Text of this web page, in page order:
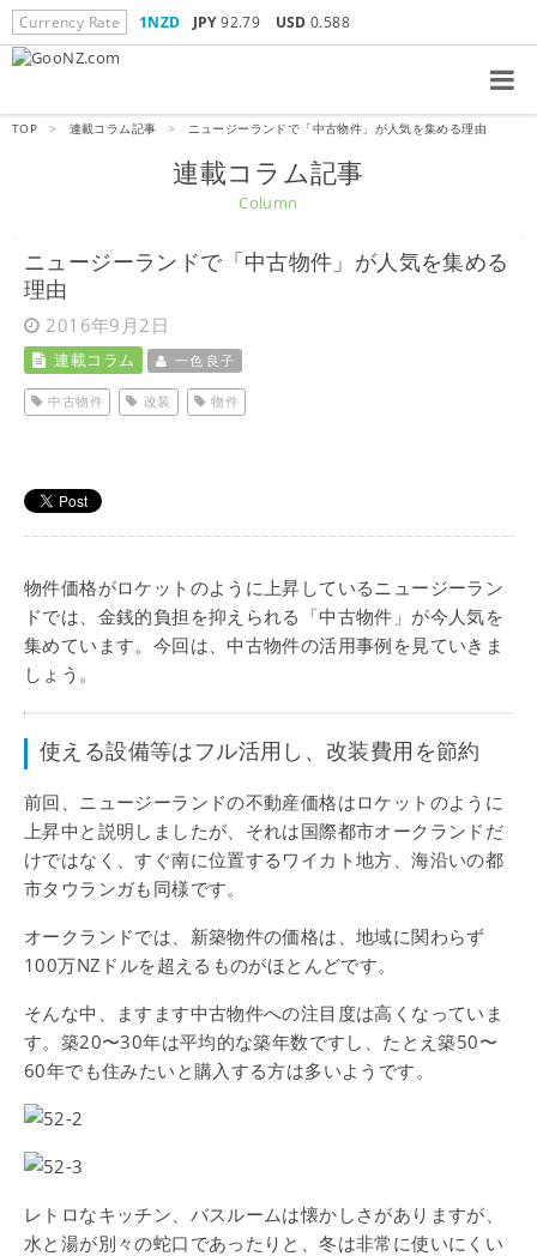
Currency Rate 1NZD JPY92.79 USD 0.588
TOP > 連載コラム記事 > ニュージーランドで「中古物件」が人気を集める理由
連載コラム記事
Column
ニュージーランドで「中古物件」が人気を集める
理由
2016年9月2日
連載コラム 一色 良子
中古物件 改装 物件
物件価格がロケットのように上昇しているニュージーラン
ドでは、金銭的負担を抑えられる「中古物件」が今人気を
集めています。今回は、中古物件の活用事例を見ていきま
しょう。
使える設備等はフル活用し、改装費用を節約
前回、ニュージーランドの不動産価格はロケットのように
上昇中と説明しましたが、それは国際都市オークランドだ
けではなく、すぐ南に位置するワイカト地方、海沿いの都
市タウランガも同様です。
オークランドでは、新築物件の価格は、地域に関わらず
100万NZドルを超えるものがほとんどです。
そんな中、ますます中古物件への注目度は高くなっていま
す。築20〜30年は平均的な築年数ですし、たとえ築50〜
60年でも住みたいと購入する方は多いようです。
レトロなキッチン、バスルームは懐かしさがありますが、
水と湯が別々の蛇口であったりと、冬は非常に使いにくい